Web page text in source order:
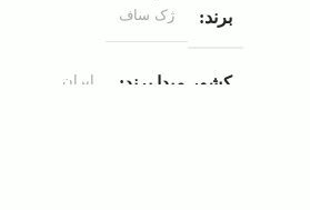
برند
ژک ساف
کشور مبدا برند ایران